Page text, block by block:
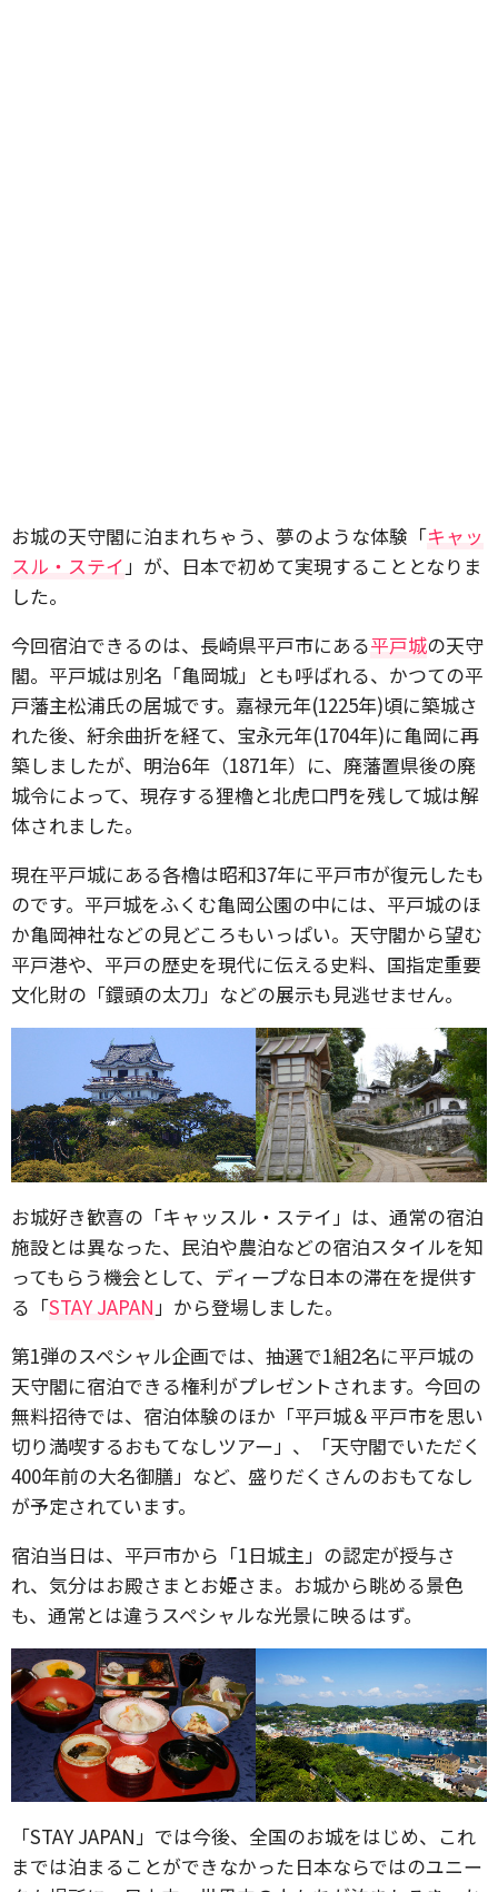
お城の天守閣に泊まれちゃう、夢のような体験「キャッ
スル・ステイ」が、日本で初めて実現することとなりま
した。
今回宿泊できるのは、長崎県平戸市にある平戸城の天守
閣。平戸城は別名「亀岡城」とも呼ばれる、かつての平
戸藩主松浦氏の居城です。嘉禄元年(1225年)頃に築城さ
れた後、紆余曲折を経て、宝永元年(1704年)に亀岡に再
築しましたが、明治6年（1871年）に、廃藩置県後の廃
城令によって、現存する狸櫓と北虎口門を残して城は解
体されました。
現在平戸城にある各櫓は昭和37年に平戸市が復元したも
のです。平戸城をふくむ亀岡公園の中には、平戸城のほ
か亀岡神社などの見どころもいっぱい。天守閣から望む
平戸港や、平戸の歴史を現代に伝える史料、国指定重要
文化財の「鐶頭の太刀」などの展示も見逃せません。
お城好き歓喜の「キャッスル・ステイ」は、通常の宿泊
施設とは異なった、民泊や農泊などの宿泊スタイルを知
ってもらう機会として、ディープな日本の滞在を提供す
る「STAY JAPAN 」から登場しました。
第1弾のスペシャル企画では、抽選で1組2名に平戸城の
天守閣に宿泊できる権利がプレゼントされます。今回の
無料招待では、宿泊体験のほか「平戸城＆平戸市を思い
切り満喫するおもてなしツアー」、「天守閣でいただく
400年前の大名御膳」など、盛りだくさんのおもてなし
が予定されています。
宿泊当日は、平戸市から「1日城主」の認定が授与さ
れ、気分はお殿さまとお姫さま。お城から眺める景色
も、通常とは違うスペシャルな光景に映るはず。
「STAY JAPAN」では今後、全国のお城をはじめ、これ
までは泊まることができなかった日本ならではのユニー